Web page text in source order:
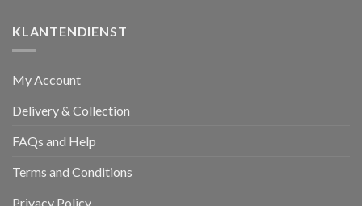
KLANTENDIENST
My Account
Delivery & Collection
FAQs and Help
Terms and Conditions
Privacy Policy